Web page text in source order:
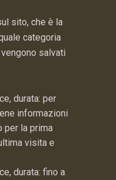
sito, che è la
categoria
salvati
durata: per
informazioni
per la prima
visita e
durata: fino a